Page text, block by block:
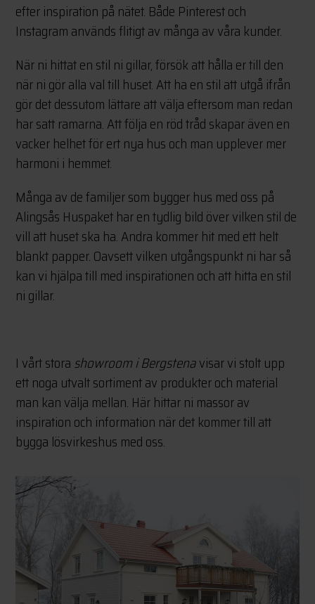
efter inspiration på nätet. Både Pinterest och
Instagram används flitigt av många av våra kunder.
När ni hittat en stil ni gillar, försök att hålla er till den
när ni gör alla val till huset. Att ha en stil att utgå ifrån
gör det dessutom lättare att välja eftersom man redan
har satt ramarna. Att följa en röd tråd skapar även en
vacker helhet för ert nya hus och man upplever mer
harmoni i hemmet.
Många av de familjer som bygger hus med oss på
Alingsås Huspaket har en tydlig bild över vilken stil de
vill att huset ska ha. Andra kommer hit med ett helt
blankt papper. Oavsett vilken utgångspunkt ni har så
kan vi hjälpa till med inspirationen och att hitta en stil
ni gillar.
I vårt stora showroom i Bergstenavisar vi stolt upp
ett noga utvalt sortiment av produkter och material
man kan välja mellan. Här hittar ni massor av
inspiration och information när det kommer till att
bygga lösvirkeshus med oss.